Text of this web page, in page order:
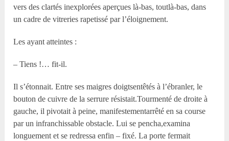
vers des clartés inexplorées aperçues là-bas, toutlà-bas, dans
un cadre de vitreries rapetissé par l’éloignement.
Les ayant atteintes :
– Tiens !… fit-il.
Il s’étonnait. Entre ses maigres doigtsentêtés à l’ébranler, le
bouton de cuivre de la serrure résistait.Tourmenté de droite à
gauche, il pivotait à peine, manifestementarrêté en sa course
par un infranchissable obstacle. Lui se pencha,examina
longuement et se redressa enfin – fixé. La porte fermait